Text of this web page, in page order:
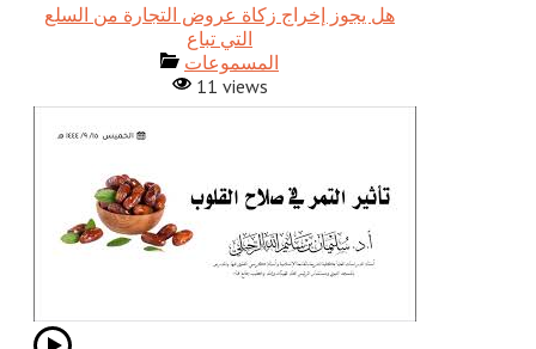
هل يجوز إخراج زكاة عروض التجارة من السلع
التي تباع
المسموعات
11 views